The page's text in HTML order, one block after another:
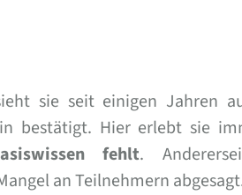
sie seit einigen Jahren
bestätigt. Hier erlebt sie
fehlt.
an Teilnehmern